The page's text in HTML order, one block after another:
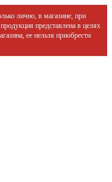
лично, в магазине, при
представлена в целях
ее нельзя приобрести